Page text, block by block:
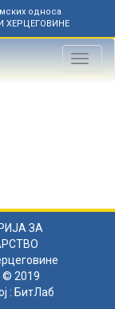
односа
ХЕРЦЕГОВИНЕ
Toggle
ЗА
© 2019
: БитЛаб